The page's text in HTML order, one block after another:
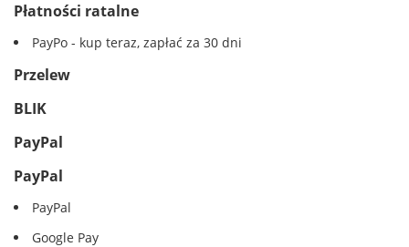
Płatności ratalne
PayPo - kup teraz, zapłać za 30 dni
Przelew
BLIK
PayPal
PayPal
PayPal
Google Pay